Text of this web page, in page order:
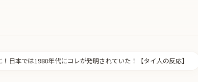
日本では1980年代にコレが発明されていた！【タイ人の反応】